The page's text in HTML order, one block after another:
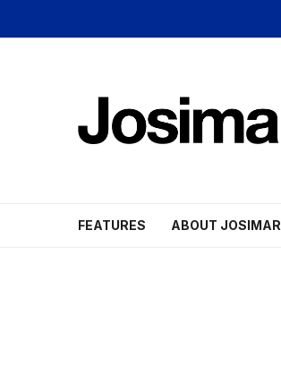
FEATURES ABOUT JOSIMAR